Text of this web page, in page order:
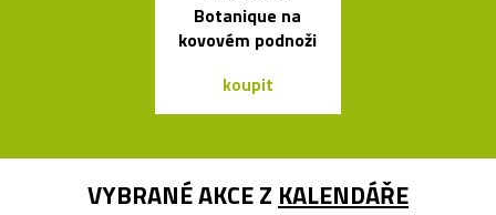
Botanique na
kovovém podnoži
koupit
VYBRANÉ AKCE Z KALENDÁŘE